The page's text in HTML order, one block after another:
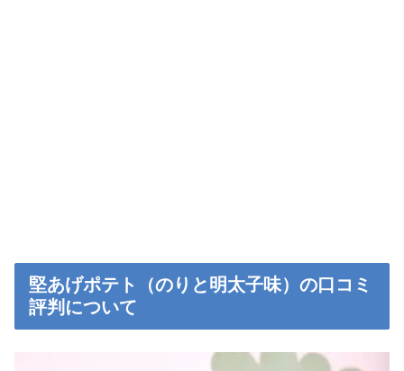
堅あげポテト（のりと明太子味）の口コミ
評判について